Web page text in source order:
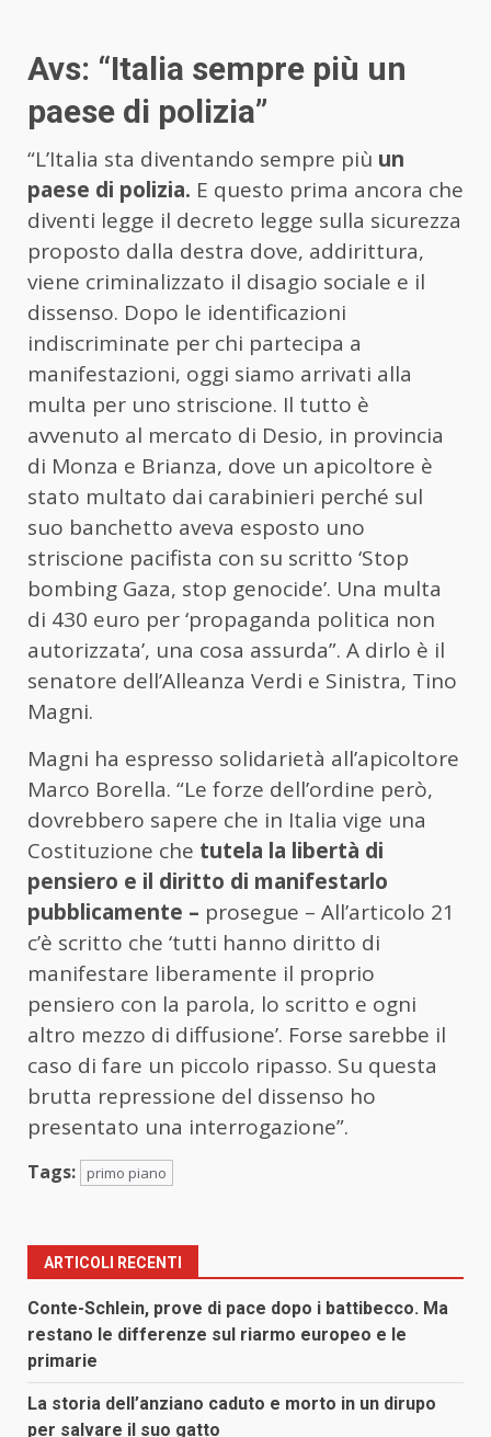
Avs: “Italia sempre più un
paese di polizia”
“L’Italia sta diventando sempre più un
paese di polizia. E questo prima ancora che
diventi legge il decreto legge sulla sicurezza
proposto dalla destra dove, addirittura,
viene criminalizzato il disagio sociale e il
dissenso. Dopo le identificazioni
indiscriminate per chi partecipa a
manifestazioni, oggi siamo arrivati alla
multa per uno striscione. Il tutto è
avvenuto al mercato di Desio, in provincia
di Monza e Brianza, dove un apicoltore è
stato multato dai carabinieri perché sul
suo banchetto aveva esposto uno
striscione pacifista con su scritto ‘Stop
bombing Gaza, stop genocide’. Una multa
di 430 euro per ‘propaganda politica non
autorizzata’, una cosa assurda”. A dirlo è il
senatore dell’Alleanza Verdi e Sinistra, Tino
Magni.
Magni ha espresso solidarietà all’apicoltore
Marco Borella. “Le forze dell’ordine però,
dovrebbero sapere che in Italia vige una
Costituzione che tutela la libertà di
pensiero e il diritto di manifestarlo
pubblicamente – prosegue – All’articolo 21
c’è scritto che ‘tutti hanno diritto di
manifestare liberamente il proprio
pensiero con la parola, lo scritto e ogni
altro mezzo di diffusione’. Forse sarebbe il
caso di fare un piccolo ripasso. Su questa
brutta repressione del dissenso ho
presentato una interrogazione”.
Tags: primo piano
ARTICOLI RECENTI
Conte-Schlein, prove di pace dopo i battibecco. Ma
restano le differenze sul riarmo europeo e le
primarie
La storia dell’anziano caduto e morto in un dirupo
per salvare il suo gatto